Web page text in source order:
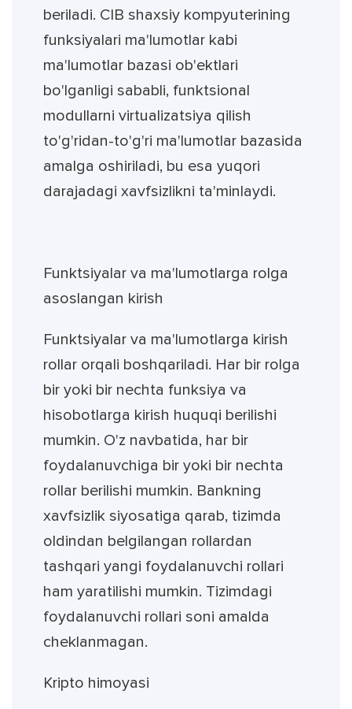
beriladi. CIB shaxsiy kompyuterining
funksiyalari ma'lumotlar kabi
ma'lumotlar bazasi ob'ektlari
bo'lganligi sababli, funktsional
modullarni virtualizatsiya qilish
to'g'ridan-to'g'ri ma'lumotlar bazasida
amalga oshiriladi, bu esa yuqori
darajadagi xavfsizlikni ta'minlaydi.
Funktsiyalar va ma'lumotlarga rolga
asoslangan kirish
Funktsiyalar va ma'lumotlarga kirish
rollar orqali boshqariladi. Har bir rolga
bir yoki bir nechta funksiya va
hisobotlarga kirish huquqi berilishi
mumkin. O'z navbatida, har bir
foydalanuvchiga bir yoki bir nechta
rollar berilishi mumkin. Bankning
xavfsizlik siyosatiga qarab, tizimda
oldindan belgilangan rollardan
tashqari yangi foydalanuvchi rollari
ham yaratilishi mumkin. Tizimdagi
foydalanuvchi rollari soni amalda
cheklanmagan.
Kripto himoyasi